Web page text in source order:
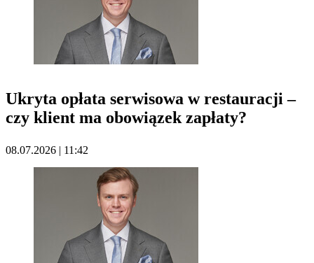
Ukryta opłata serwisowa w restauracji –
czy klient ma obowiązek zapłaty?
08.07.2026 | 11:42